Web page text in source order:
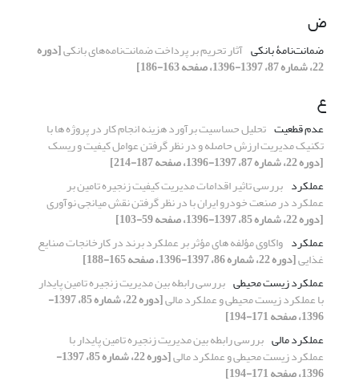
ض
ضمانت‌نامۀ بانکی آثار تحریم بر پرداخت ضمانت‌نامه‌های بانکی[دوره
22، شماره 87، 1397-1396، صفحه 163-186]
ع
عدم قطعیت تحلیل حساسیت برآورد هزینه انجام کار در پروژه ها با
تکنیک مدیریت ارزش حاصله و در نظر گرفتن عوامل کیفیت و ریسک
[دوره 22، شماره 87، 1397-1396، صفحه 187-214]
عملکرد بررسی تاثیر اقدامات مدیریت کیفیت زنجیره تامین بر
عملکرد در صنعت خودرو ایران با در نظر گرفتن نقش میانجی نوآوری
[دوره 22، شماره 85، 1397-1396، صفحه 59-103]
عملکرد واکاوی مؤلفه های مؤثر بر عملکرد برند در کارخانجات صنایع
غذایی[دوره 22، شماره 86، 1397-1396، صفحه 165-188]
عملکرد زیست محیطی بررسی رابطه بین مدیریت زنجیره تامین پایدار
با عملکرد زیست محیطی و عملکرد مالی [دوره 22، شماره 85، 1397-
1396، صفحه 171-194]
عملکرد مالی بررسی رابطه بین مدیریت زنجیره تامین پایدار با
عملکرد زیست محیطی و عملکرد مالی [دوره 22، شماره 85، 1397-
1396، صفحه 171-194]